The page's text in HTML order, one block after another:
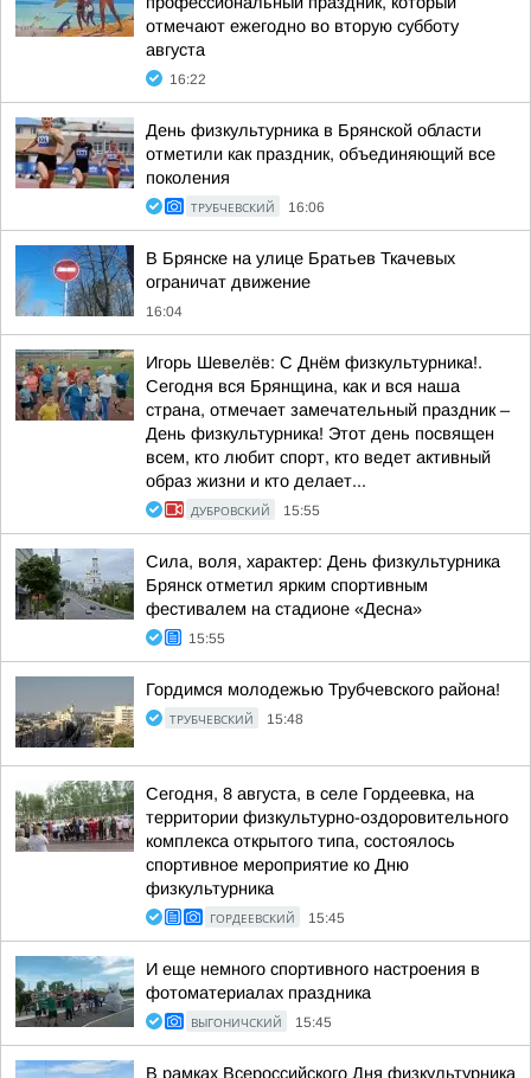
отмечают ежегодно во вторую субботу
августа
16:22
День физкультурника в Брянской области
отметили как праздник, объединяющий все
поколения
ТРУБЧЕВСКИЙ 16:06
В Брянске на улице Братьев Ткачевых
ограничат движение
16:04
Игорь Шевелёв: С Днём физкультурника!.
Сегодня вся Брянщина, как и вся наша
страна, отмечает замечательный праздник –
День физкультурника! Этот день посвящен
всем, кто любит спорт, кто ведет активный
образ жизни и кто делает...
ДУБРОВСКИЙ 15:55
Сила, воля, характер: День физкультурника
Брянск отметил ярким спортивным
фестивалем на стадионе «Десна»
15:55
Гордимся молодежью Трубчевского района!
ТРУБЧЕВСКИЙ 15:48
Сегодня, 8 августа, в селе Гордеевка, на
территории физкультурно-оздоровительного
комплекса открытого типа, состоялось
спортивное мероприятие ко Дню
физкультурника
ГОРДЕЕВСКИЙ 15:45
И еще немного спортивного настроения в
фотоматериалах праздника
ВЫГОНИЧСКИЙ 15:45
В рамках Всероссийского Дня физкультурника